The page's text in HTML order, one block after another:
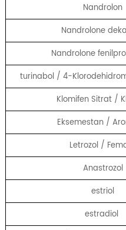
Nandrolon
Nandrolone
Nandrolone
turinabol / 4-
Klomifen Sitrat /
Eksemestan /
Letrozol /
Anastrozol
estriol
estradiol